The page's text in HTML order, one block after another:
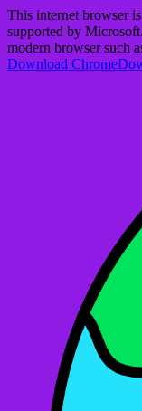
This internet browser
supported by
modern browser such
Download Chrome